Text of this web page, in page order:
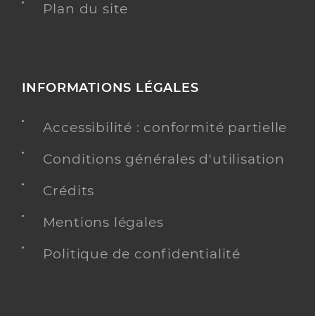
Plan du site
INFORMATIONS LÉGALES
Accessibilité : conformité partielle
Conditions générales d'utilisation
Crédits
Mentions légales
Politique de confidentialité